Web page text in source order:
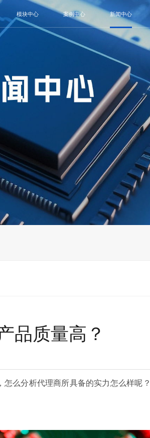
模块中心 案例中心 新闻中心
品质量高？
么分析代理商所具备的实力怎么样呢